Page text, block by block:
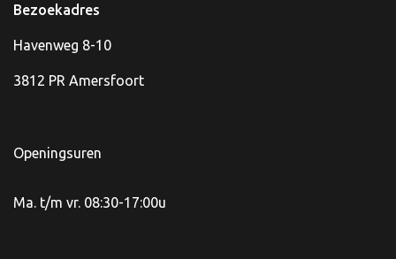
Bezoekadres
Havenweg 8-10
3812 PR Amersfoort
Openingsuren
Ma. t/m vr. 08:30-17:00u